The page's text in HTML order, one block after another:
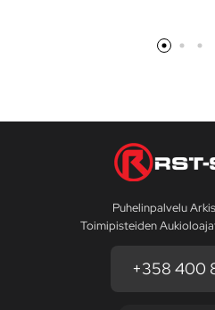
Puhelinpalvelu
Toimipisteiden
+358 400